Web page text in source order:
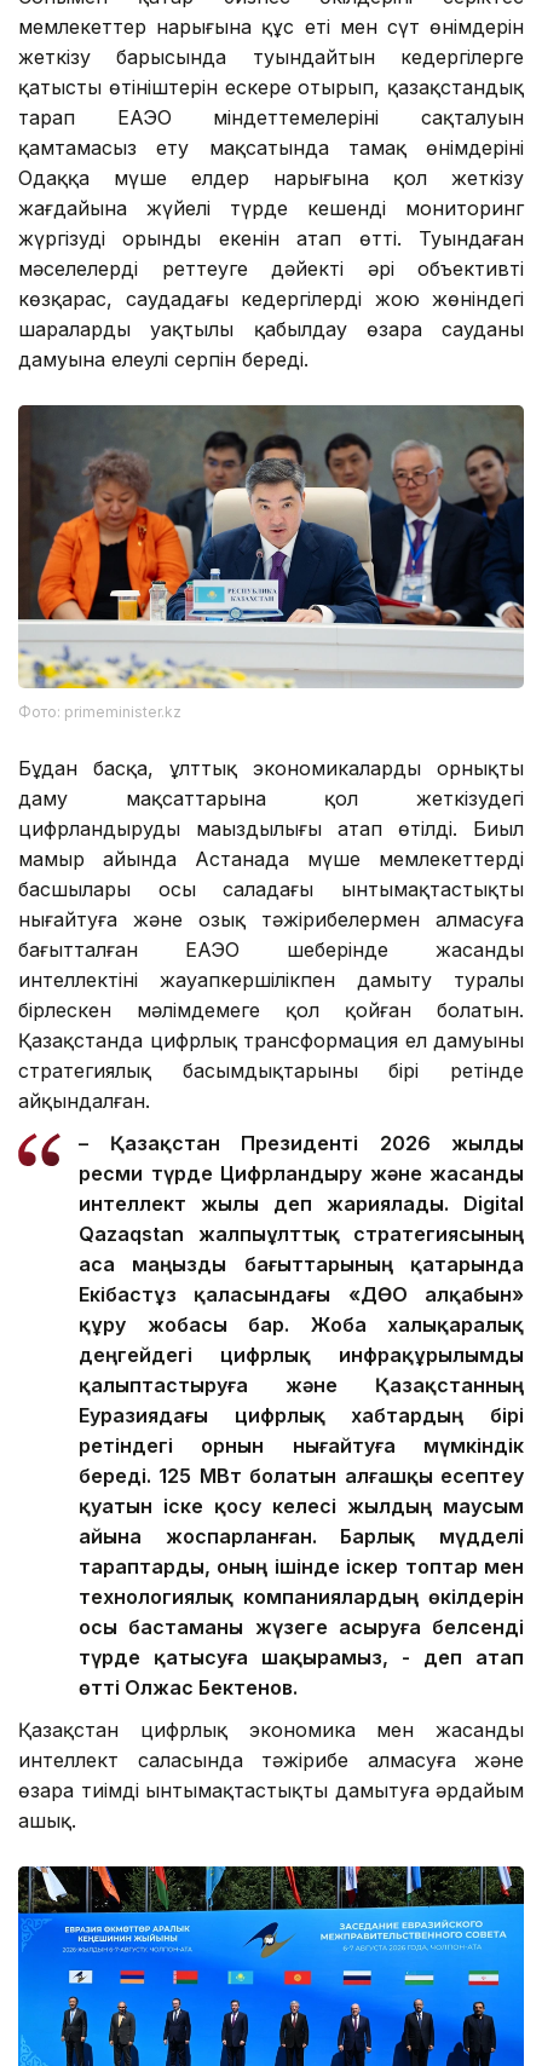
мемлекеттер нарығына құс еті мен сүт өнімдерін
жеткізу барысында туындайтын кедергілерге
қатысты өтініштерін ескере отырып, қазақстандық
тарап ЕАЭО міндеттемелерінің сақталуын
қамтамасыз ету мақсатында тамақ өнімдерінің
Одаққа мүше елдер нарығына қол жеткізу
жағдайына жүйелі түрде кешенді мониторинг
жүргізудің орынды екенін атап өтті. Туындаған
мәселелерді реттеуге дәйекті әрі объективті
көзқарас, саудадағы кедергілерді жою жөніндегі
шараларды уақтылы қабылдау өзара сауданың
дамуына елеулі серпін береді.
Фото: primeminister.kz
Бұдан басқа, ұлттық экономикалардың орнықты
даму мақсаттарына қол жеткізудегі
цифрландырудың маңыздылығы атап өтілді. Биыл
мамыр айында Астанада мүше мемлекеттердің
басшылары осы саладағы ынтымақтастықты
нығайтуға және озық тәжірибелермен алмасуға
бағытталған ЕАЭО шеңберінде жасанды
интеллектіні жауапкершілікпен дамыту туралы
бірлескен мәлімдемеге қол қойған болатын.
Қазақстанда цифрлық трансформация ел дамуының
стратегиялық басымдықтарының бірі ретінде
айқындалған.
– Қазақстан Президенті 2026 жылды
ресми түрде Цифрландыру және жасанды
интеллект жылы деп жариялады. Digital
Qazaqstan жалпыұлттық стратегиясының
аса маңызды бағыттарының қатарында
Екібастұз қаласындағы «ДӨО алқабын»
құру жобасы бар. Жоба халықаралық
деңгейдегі цифрлық инфрақұрылымды
қалыптастыруға және Қазақстанның
Еуразиядағы цифрлық хабтардың бірі
ретіндегі орнын нығайтуға мүмкіндік
береді. 125 МВт болатын алғашқы есептеу
қуатын іске қосу келесі жылдың маусым
айына жоспарланған. Барлық мүдделі
тараптарды, оның ішінде іскер топтар мен
технологиялық компаниялардың өкілдерін
осы бастаманы жүзеге асыруға белсенді
түрде қатысуға шақырамыз, - деп атап
өтті Олжас Бектенов.
Қазақстан цифрлық экономика мен жасанды
интеллект саласында тәжірибе алмасуға және
өзара тиімді ынтымақтастықты дамытуға әрдайым
ашық.